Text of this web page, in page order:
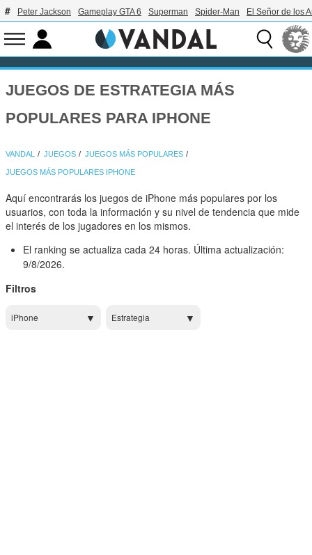
Peter Jackson Gameplay GTA 6 Superman Spider-Man El Señor de los
JUEGOS DE ESTRATEGIA MÁS
POPULARES PARA IPHONE
VANDAL JUEGOS JUEGOS MÁS POPULARES
JUEGOS MÁS POPULARES IPHONE
Aquí encontrarás los juegos de iPhone más populares por los
usuarios, con toda la información y su nivel de tendencia que mide
el interés de los jugadores en los mismos.
El ranking se actualiza cada 24 horas. Última actualización:
9/8/2026.
Filtros
iPhone Estrategia